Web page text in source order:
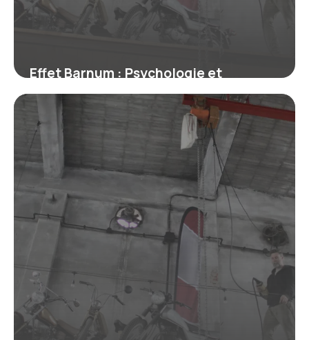
Effet Barnum : Psychologie et
Exemples
28 juin 2026